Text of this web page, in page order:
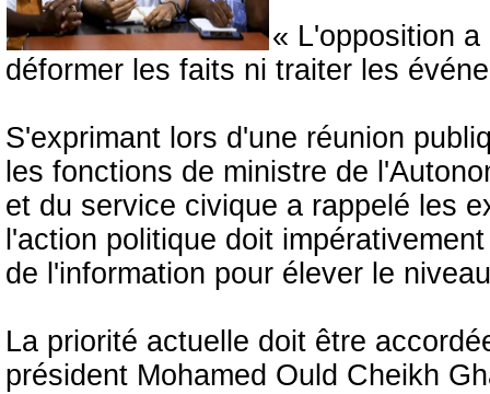
« L'opposition
déformer les faits ni traiter les
S'exprimant lors d'une réunion
les fonctions de ministre de
et du service civique a rappelé les
l'action politique doit
de l'information pour élever le
La priorité actuelle doit être
président Mohamed Ould Cheikh